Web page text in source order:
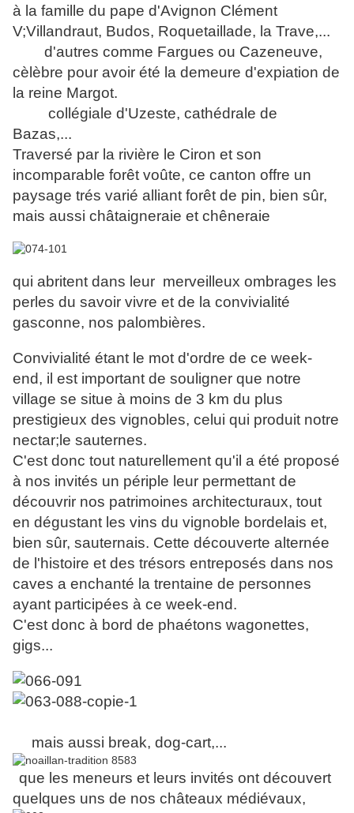
à la famille du pape d'Avignon Clément
V;Villandraut, Budos, Roquetaillade, la Trave,...
d'autres comme Fargues ou Cazeneuve,
cèlèbre pour avoir été la demeure d'expiation de
la reine Margot.
collégiale d'Uzeste, cathédrale de
Bazas,...
Traversé par la rivière le Ciron et son
incomparable forêt voûte, ce canton offre un
paysage trés varié alliant forêt de pin, bien sûr,
mais aussi châtaigneraie et chêneraie
qui abritent dans leur merveilleux ombrages les
perles du savoir vivre et de la convivialité
gasconne, nos palombières.
Convivialité étant le mot d'ordre de ce week-
end, il est important de souligner que notre
village se situe à moins de 3 km du plus
prestigieux des vignobles, celui qui produit notre
nectar;le sauternes.
C'est donc tout naturellement qu'il a été proposé
à nos invités un périple leur permettant de
découvrir nos patrimoines architecturaux, tout
en dégustant les vins du vignoble bordelais et,
bien sûr, sauternais. Cette découverte alternée
de l'histoire et des trésors entreposés dans nos
caves a enchanté la trentaine de personnes
ayant participées à ce week-end.
C'est donc à bord de phaétons wagonettes,
gigs...
mais aussi break, dog-cart,...
que les meneurs et leurs invités ont découvert
quelques uns de nos châteaux médiévaux,